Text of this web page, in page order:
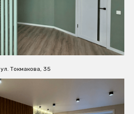
ул. Токмакова, 35